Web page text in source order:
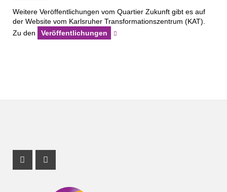
Weitere Veröffentlichungen vom Quartier Zukunft gibt es auf
der Website vom Karlsruher Transformationszentrum (KAT).
Zu den
Veröffentlichungen
Instagram Profil
Facebook Profil